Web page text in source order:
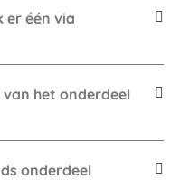
er één via
het onderdeel
onderdeel